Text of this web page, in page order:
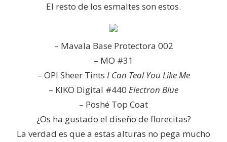
El resto de los esmaltes son estos.
– Mavala Base Protectora 002
– MO #31
– OPI Sheer Tints I Can Teal You Like Me
– KIKO Digital #440 Electron Blue
– Poshé Top Coat
¿Os ha gustado el diseño de florecitas?
La verdad es que a estas alturas no pega mucho